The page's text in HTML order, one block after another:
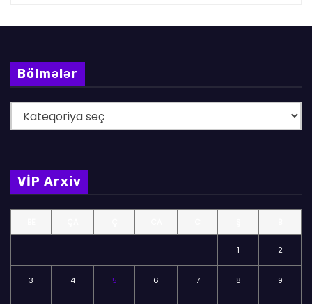
Bölmələr
ö
m
l
VİP Arxiv
1 2
3 4 5 6 7 8 9